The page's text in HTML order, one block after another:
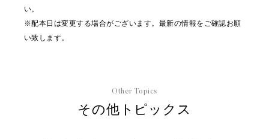
い。
※配本日は変更する場合がございます。最新の情報をご確認お願
い致します。
Other Topics
その他トピックス